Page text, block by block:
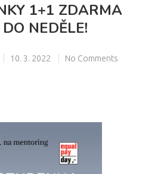
1+1 ZDARMA
NEDĚLE!
10. 3. 2022 No Comments